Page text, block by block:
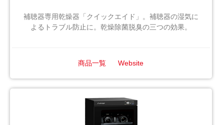
補聴器専用乾燥器「クイックエイド」。補聴器の湿気に
よるトラブル防止に。乾燥除菌脱臭の三つの効果。
商品一覧 Website